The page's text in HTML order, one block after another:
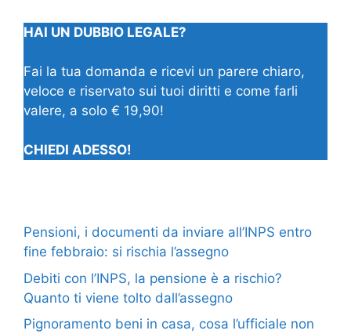
HAI UN DUBBIO LEGALE?
Fai la tua domanda e ricevi un parere chiaro,
veloce e riservato sui tuoi diritti e come farli
valere, a solo € 19,90!
CHIEDI ADESSO!
Pensioni, i documenti da inviare all’INPS entro
fine febbraio: si rischia l’assegno
Debiti con l’INPS, la pensione è a rischio?
Quanto ti viene tolto dall’assegno
Pignoramento beni in casa, cosa l’ufficiale non